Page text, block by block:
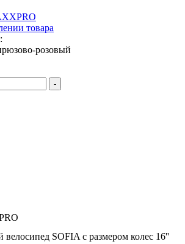
товара
розовый
-
велосипед SOFIA с размером колес 16''